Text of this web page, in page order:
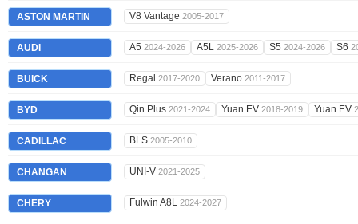
ASTON MARTIN V8 Vantage 2005-2017
AUDI A5 2024-2026 A5L 2025-2026 S5 2024-2026 S6
BUICK Regal 2017-2020 Verano 2011-2017
BYD Qin Plus 2021-2024 Yuan EV 2018-2019 Yuan EV
CADILLAC BLS 2005-2010
CHANGAN UNI-V 2021-2025
CHERY Fulwin A8L 2024-2027